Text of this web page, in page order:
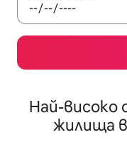
Най-високо
жилища в